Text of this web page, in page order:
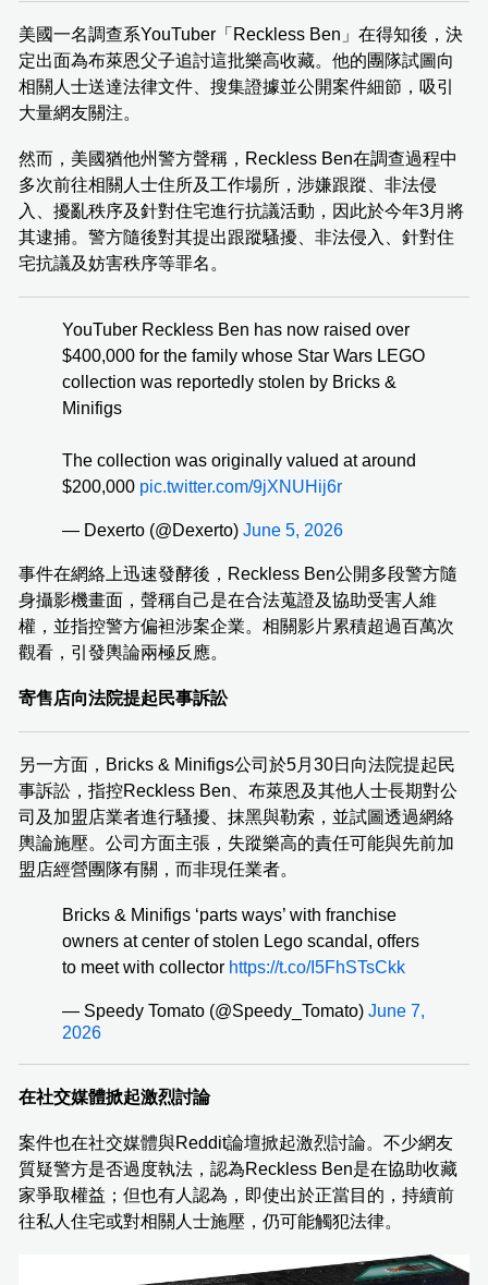
美國一名調查系YouTuber「Reckless Ben」在得知後，決
定出面為布萊恩父子追討這批樂高收藏。他的團隊試圖向
相關人士送達法律文件、搜集證據並公開案件細節，吸引
大量網友關注。
然而，美國猶他州警方聲稱，Reckless Ben在調查過程中
多次前往相關人士住所及工作場所，涉嫌跟蹤、非法侵
入、擾亂秩序及針對住宅進行抗議活動，因此於今年3月將
其逮捕。警方隨後對其提出跟蹤騷擾、非法侵入、針對住
宅抗議及妨害秩序等罪名。
YouTuber Reckless Ben has now raised over
$400,000 for the family whose Star Wars LEGO
collection was reportedly stolen by Bricks &
Minifigs
The collection was originally valued at around
$200,000 pic.twitter.com/9jXNUHij6r
— Dexerto (@Dexerto) June 5, 2026
事件在網絡上迅速發酵後，Reckless Ben公開多段警方隨
身攝影機畫面，聲稱自己是在合法蒐證及協助受害人維
權，並指控警方偏袒涉案企業。相關影片累積超過百萬次
觀看，引發輿論兩極反應。
寄售店向法院提起民事訴訟
另一方面，Bricks & Minifigs公司於5月30日向法院提起民
事訴訟，指控Reckless Ben、布萊恩及其他人士長期對公
司及加盟店業者進行騷擾、抹黑與勒索，並試圖透過網絡
輿論施壓。公司方面主張，失蹤樂高的責任可能與先前加
盟店經營團隊有關，而非現任業者。
Bricks & Minifigs ‘parts ways’ with franchise
owners at center of stolen Lego scandal, offers
to meet with collector https://t.co/I5FhSTsCkk
— Speedy Tomato (@Speedy_Tomato) June 7,
2026
在社交媒體掀起激烈討論
案件也在社交媒體與Reddit論壇掀起激烈討論。不少網友
質疑警方是否過度執法，認為Reckless Ben是在協助收藏
家爭取權益；但也有人認為，即使出於正當目的，持續前
往私人住宅或對相關人士施壓，仍可能觸犯法律。